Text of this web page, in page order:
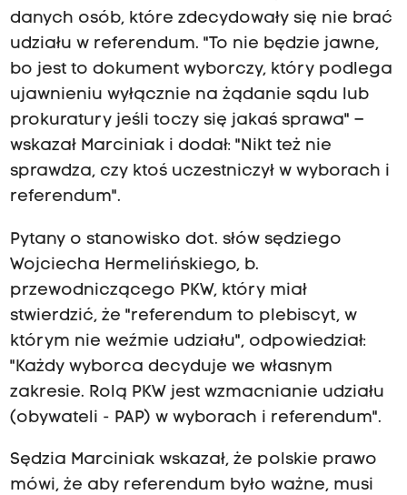
danych osób, które zdecydowały się nie brać
udziału w referendum. "To nie będzie jawne,
bo jest to dokument wyborczy, który podlega
ujawnieniu wyłącznie na żądanie sądu lub
prokuratury jeśli toczy się jakaś sprawa" –
wskazał Marciniak i dodał: "Nikt też nie
sprawdza, czy ktoś uczestniczył w wyborach i
referendum".
Pytany o stanowisko dot. słów sędziego
Wojciecha Hermelińskiego, b.
przewodniczącego PKW, który miał
stwierdzić, że "referendum to plebiscyt, w
którym nie weźmie udziału", odpowiedział:
"Każdy wyborca decyduje we własnym
zakresie. Rolą PKW jest wzmacnianie udziału
(obywateli - PAP) w wyborach i referendum".
Sędzia Marciniak wskazał, że polskie prawo
mówi, że aby referendum było ważne, musi